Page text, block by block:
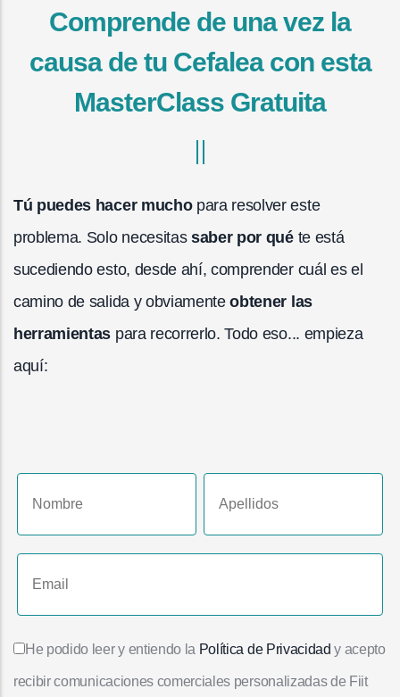
Comprende de una vez la
causa de tu Cefalea con esta
MasterClass Gratuita
Tú puedes hacer muchopara resolver este
problema. Solo necesitas saber por quéte está
sucediendo esto, desde ahí, comprender cuál es el
camino de salida y obviamenteobtener las
herramientas para recorrerlo. Todo eso... empieza
aquí:
He podido leer y entiendo la Política de Privacidad y acepto
recibir comunicaciones comerciales personalizadas de Fiit